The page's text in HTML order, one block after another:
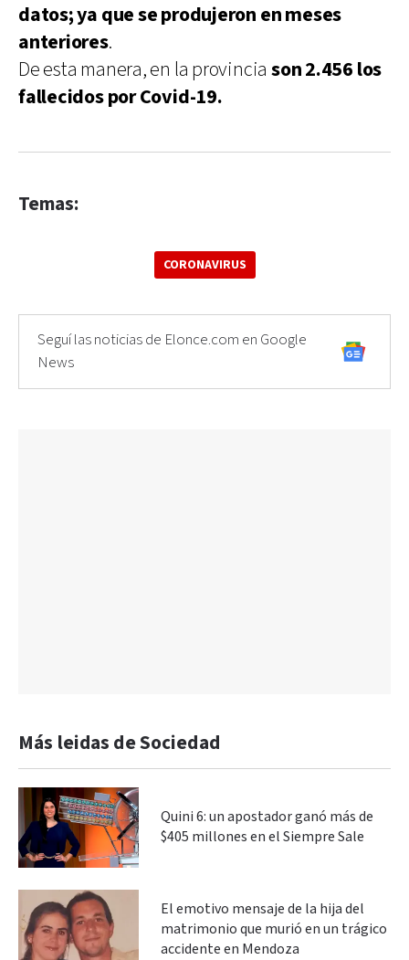
datos; ya que se produjeron en meses
anteriores.
De esta manera, en la provincia son 2.456 los
fallecidos por Covid-19.
Temas:
CORONAVIRUS
Seguí las noticias de Elonce.com en Google
News
Más leidas de Sociedad
Quini 6: un apostador ganó más de
$405 millones en el Siempre Sale
El emotivo mensaje de la hija del
matrimonio que murió en un trágico
accidente en Mendoza